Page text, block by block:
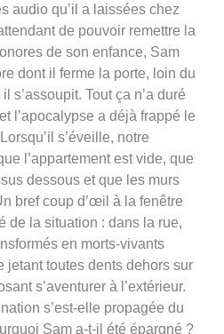
audio qu’il a laissées chez
de pouvoir remettre la
de son enfance, Sam
dont il ferme la porte, loin du
s’assoupit. Tout ça n’a duré
l’apocalypse a déjà frappé le
s’éveille, notre
l’appartement est vide, que
dessous et que les murs
bref coup d’œil à la fenêtre
de la situation : dans la rue,
en morts-vivants
jetant toutes dents dehors sur
s’aventurer à l’extérieur.
s’est-elle propagée du
Sam a-t-il été épargné ?